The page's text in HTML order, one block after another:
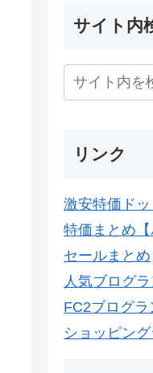
サイト内
リンク
激安特価ド
特価まとめ【
セールまとめ
人気ブログ
FC2ブログ
ショッピン